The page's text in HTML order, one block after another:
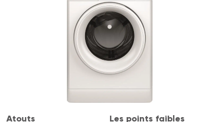
Atouts Les points faibles